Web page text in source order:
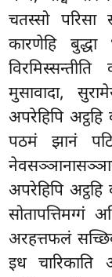
चतस्सो परिसा
कारणेहि बुद्धा
विरमिस्सन्तीति
मुसावादा,
अपरेहिपि
पठमं झानं
अपरेहिपि
सोतापत्तिमग्गं
अरहत्तफलं
इध चारिकाति